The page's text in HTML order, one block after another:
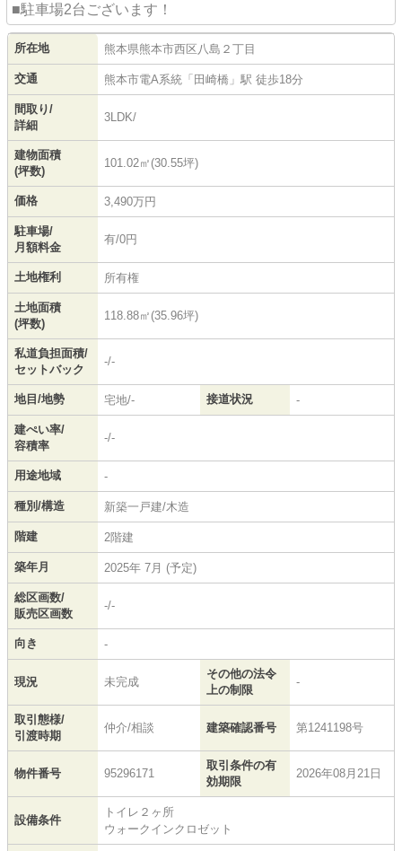
■駐車場2台ございます！
所在地 熊本県熊本市西区 八島 ２丁目
交通 熊本市電A系統 「 田崎橋 」駅 徒歩18分
間取り/
詳細
3LDK/
建物面積
(坪数)
101.02㎡(30.55坪)
価格 3,490万円
駐車場/
月額料金
有/0円
土地権利 所有権
土地面積
(坪数)
118.88㎡(35.96坪)
私道負担面積/
セットバック
-/-
地目/地勢 宅地/- 接道状況 -
建ぺい率/
容積率
-/-
用途地域 -
種別/構造 新築一戸建/木造
階建 2階建
築年月 2025年 7月 (予定)
総区画数/
販売区画数
-/-
向き -
現況 未完成
その他の法令
上の制限
-
取引態様/
引渡時期
仲介/相談 建築確認番号 第1241198号
物件番号 95296171
取引条件の有
効期限
2026年08月21日
設備条件
トイレ２ヶ所
ウォークインクロゼット